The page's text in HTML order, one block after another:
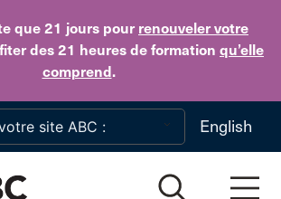
que 21 jours pour renouveler votre
des 21 heures de formation qu’elle
comprend.
Skip to main content
English